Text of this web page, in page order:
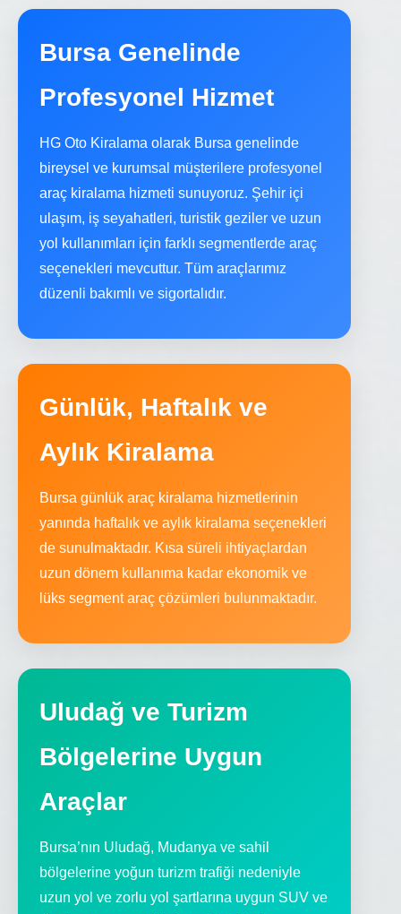
Bursa Genelinde
Profesyonel Hizmet
HG Oto Kiralama olarak Bursa genelinde
bireysel ve kurumsal müşterilere profesyonel
araç kiralama hizmeti sunuyoruz. Şehir içi
ulaşım, iş seyahatleri, turistik geziler ve uzun
yol kullanımları için farklı segmentlerde araç
seçenekleri mevcuttur. Tüm araçlarımız
düzenli bakımlı ve sigortalıdır.
Günlük, Haftalık ve
Aylık Kiralama
Bursa günlük araç kiralama hizmetlerinin
yanında haftalık ve aylık kiralama seçenekleri
de sunulmaktadır. Kısa süreli ihtiyaçlardan
uzun dönem kullanıma kadar ekonomik ve
lüks segment araç çözümleri bulunmaktadır.
Uludağ ve Turizm
Bölgelerine Uygun
Araçlar
Bursa’nın Uludağ, Mudanya ve sahil
bölgelerine yoğun turizm trafiği nedeniyle
uzun yol ve zorlu yol şartlarına uygun SUV ve